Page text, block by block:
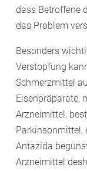
dass Betroffene
das Problem
Besonders
Verstopfung
Schmerzmittel
Eisenpräparate,
Arzneimittel,
Parkinsonmittel,
Antazida
Arzneimittel